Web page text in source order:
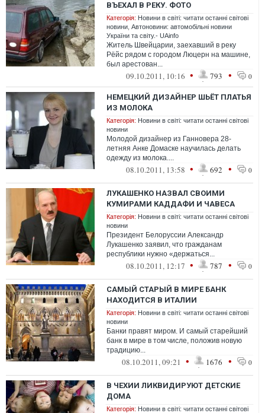
ВЪЕХАЛ В РЕКУ. ФОТО
Категорія: Новини в світі: читати останні світові
новини Автоновини: автомобільні новини
України та світу.- UAinfo
Житель Швейцарии, заехавший в реку
Рёйс рядом с городом Люцерн на машине,
был арестован...
09.10.2011, 10:16 • 793 • 0
НЕМЕЦКИЙ ДИЗАЙНЕР ШЬЁТ ПЛАТЬЯ
ИЗ МОЛОКА
Категорія: Новини в світі: читати останні світові
новини
Молодой дизайнер из Ганновера 28-
летняя Анке Домаске научилась делать
одежду из молока....
08.10.2011, 13:58 • 692 • 0
ЛУКАШЕНКО НАЗВАЛ СВОИМИ
КУМИРАМИ КАДДАФИ И ЧАВЕСА
Категорія: Новини в світі: читати останні світові
новини
Президент Белоруссии Александр
Лукашенко заявил, что гражданам
республики нужно «держаться...
08.10.2011, 12:17 • 787 • 0
САМЫЙ СТАРЫЙ В МИРЕ БАНК
НАХОДИТСЯ В ИТАЛИИ
Категорія: Новини в світі: читати останні світові
новини
Банки правят миром. И самый старейший
банк в мире в том числе, положив новую
традицию...
08.10.2011, 09:21 • 1676 • 0
В ЧЕХИИ ЛИКВИДИРУЮТ ДЕТСКИЕ
ДОМА
Категорія: Новини в світі: читати останні світові